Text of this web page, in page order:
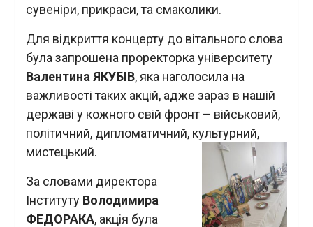
сувеніри, прикраси, та смаколики.
Для відкриття концерту до вітального слова
була запрошена проректорка університету
Валентина ЯКУБІВ, яка наголосила на
важливості таких акцій, адже зараз в нашій
державі у кожного свій фронт – військовий,
політичний, дипломатичний, культурний,
мистецький.
За словами директора
ІнститутуВолодимира
ФЕДОРАКА, акція була